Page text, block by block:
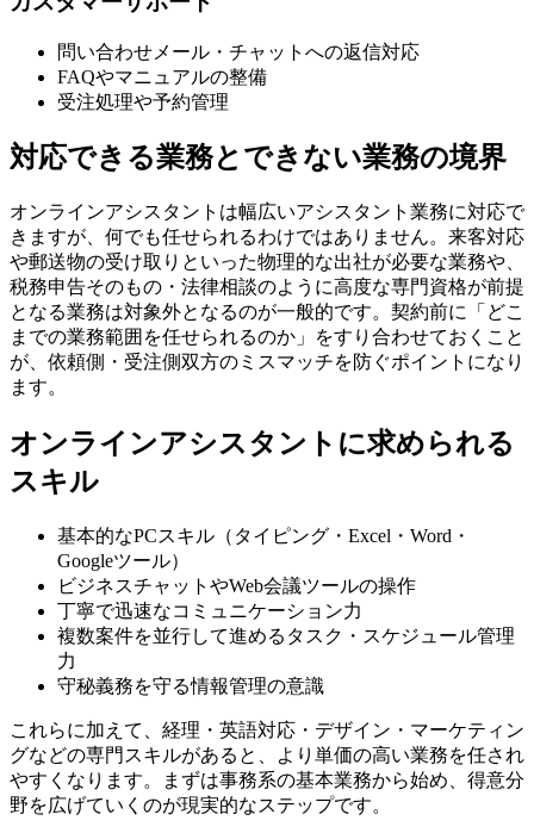
問い合わせメール・チャットへの返信対応
FAQやマニュアルの整備
受注処理や予約管理
対応できる業務とできない業務の境界
オンラインアシスタントは幅広いアシスタント業務に対応で
きますが、何でも任せられるわけではありません。来客対応
や郵送物の受け取りといった物理的な出社が必要な業務や、
税務申告そのもの・法律相談のように高度な専門資格が前提
となる業務は対象外となるのが一般的です。契約前に「どこ
までの業務範囲を任せられるのか」をすり合わせておくこと
が、依頼側・受注側双方のミスマッチを防ぐポイントになり
ます。
オンラインアシスタントに求められる
スキル
基本的なPCスキル（タイピング・Excel・Word・
Googleツール）
ビジネスチャットやWeb会議ツールの操作
丁寧で迅速なコミュニケーション力
複数案件を並行して進めるタスク・スケジュール管理
力
守秘義務を守る情報管理の意識
これらに加えて、経理・英語対応・デザイン・マーケティン
グなどの専門スキルがあると、より単価の高い業務を任され
やすくなります。まずは事務系の基本業務から始め、得意分
野を広げていくのが現実的なステップです。